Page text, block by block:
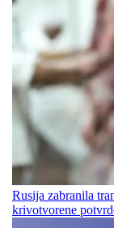
Rusija zabranila
krivotvorene